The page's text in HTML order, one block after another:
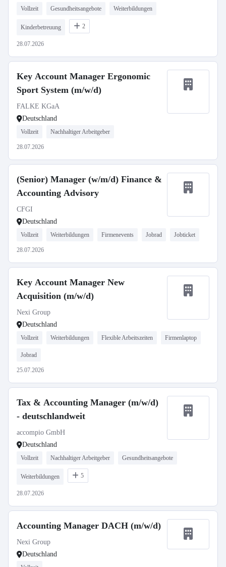
Vollzeit Gesundheitsangebote Weiterbildungen
Kinderbetreuung 2
28.07.2026
Key Account Manager Ergonomic
Sport System (m/w/d)
FALKE KGaA
Deutschland
Vollzeit Nachhaltiger Arbeitgeber
28.07.2026
(Senior) Manager (w/m/d) Finance &
Accounting Advisory
CFGI
Deutschland
Vollzeit Weiterbildungen Firmenevents Jobrad Jobticket
28.07.2026
Key Account Manager New
Acquisition (m/w/d)
Nexi Group
Deutschland
Vollzeit Weiterbildungen Flexible Arbeitszeiten Firmenlaptop
Jobrad
25.07.2026
Tax & Accounting Manager (m/w/d)
- deutschlandweit
accompio GmbH
Deutschland
Vollzeit Nachhaltiger Arbeitgeber Gesundheitsangebote
Weiterbildungen 5
28.07.2026
Accounting Manager DACH (m/w/d)
Nexi Group
Deutschland